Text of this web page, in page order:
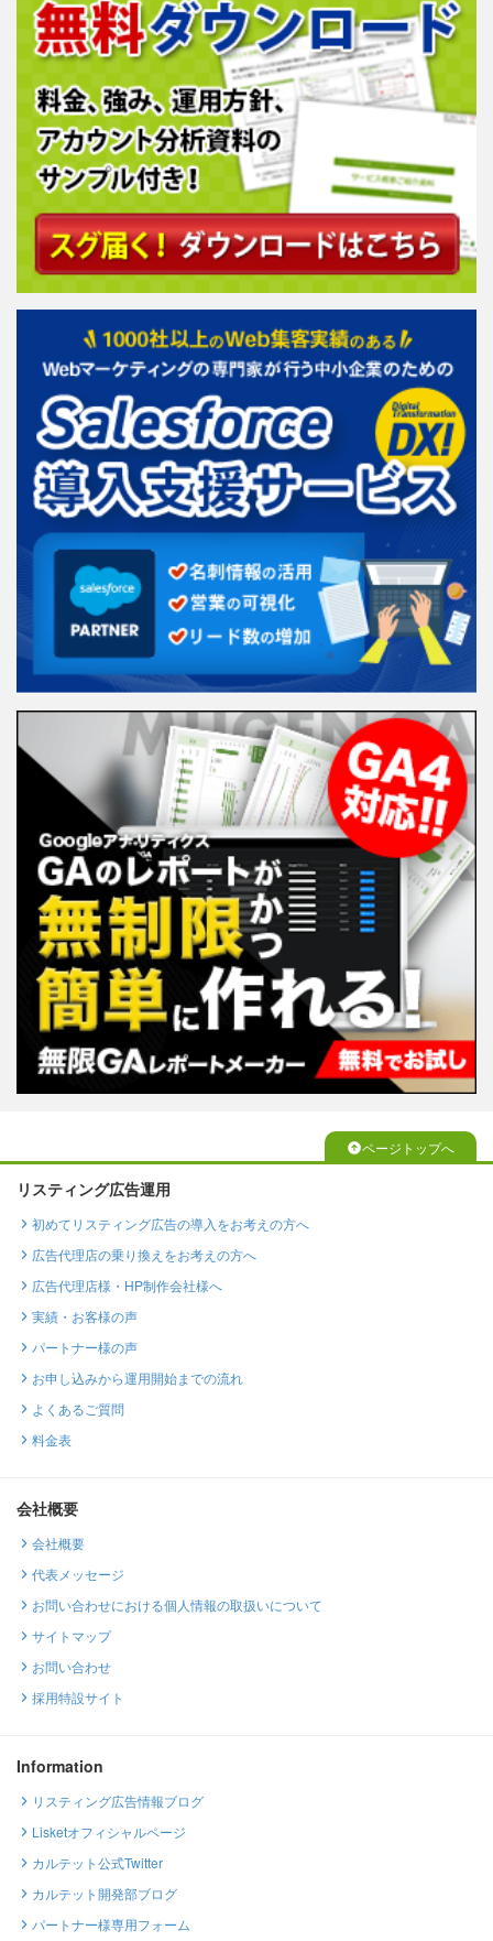
ページトップへ
リスティング広告運用
初めてリスティング広告の導入をお考えの方へ
広告代理店の乗り換えをお考えの方へ
広告代理店様・HP制作会社様へ
実績・お客様の声
パートナー様の声
お申し込みから運用開始までの流れ
よくあるご質問
料金表
会社概要
会社概要
代表メッセージ
お問い合わせにおける個人情報の取扱いについて
サイトマップ
お問い合わせ
採用特設サイト
Information
リスティング広告情報ブログ
Lisketオフィシャルページ
カルテット公式Twitter
カルテット開発部ブログ
パートナー様専用フォーム